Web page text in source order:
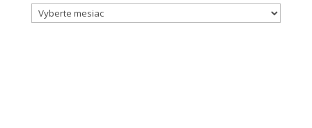
Archív